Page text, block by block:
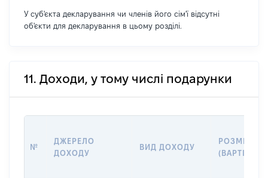
У суб'єкта декларування чи членів його сім'ї відсутні
об'єкти для декларування в цьому розділі.
11. Доходи, у тому числі подарунки
№
ДЖЕРЕЛО
ДОХОДУ
ВИД ДОХОДУ
РОЗМІР
(ВАРТІСТЬ)